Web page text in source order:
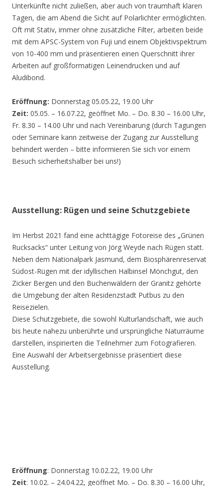
Unterkünfte nicht zuließen, aber auch von traumhaft klaren
Tagen, die am Abend die Sicht auf Polarlichter ermöglichten.
Oft mit Stativ, immer ohne zusätzliche Filter, arbeiten beide
mit dem APSC-System von Fuji und einem Objektivspektrum
von 10-400 mm und präsentieren einen Querschnitt ihrer
Arbeiten auf großformatigen Leinendrucken und auf
Aludibond.
Eröffnung: Donnerstag 05.05.22, 19.00 Uhr
Zeit: 05.05. – 16.07.22, geöffnet Mo. – Do. 8.30 – 16.00 Uhr,
Fr. 8.30 – 14.00 Uhr und nach Vereinbarung (durch Tagungen
oder Seminare kann zeitweise der Zugang zur Ausstellung
behindert werden – bitte informieren Sie sich vor einem
Besuch sicherheitshalber bei uns!)
Ausstellung: Rügen und seine Schutzgebiete
Im Herbst 2021 fand eine achttägige Fotoreise des „Grünen
Rucksacks“ unter Leitung von Jörg Weyde nach Rügen statt.
Neben dem Nationalpark Jasmund, dem Biosphärenreservat
Südost-Rügen mit der idyllischen Halbinsel Mönchgut, den
Zicker Bergen und den Buchenwäldern der Granitz gehörte
die Umgebung der alten Residenzstadt Putbus zu den
Reisezielen.
Diese Schutzgebiete, die sowohl Kulturlandschaft, wie auch
bis heute nahezu unberührte und ursprüngliche Naturräume
darstellen, inspirierten die Teilnehmer zum Fotografieren.
Eine Auswahl der Arbeitsergebnisse präsentiert diese
Ausstellung.
Eröffnung: Donnerstag 10.02.22, 19.00 Uhr
Zeit: 10.02. – 24.04.22, geöffnet Mo. – Do. 8.30 – 16.00 Uhr,